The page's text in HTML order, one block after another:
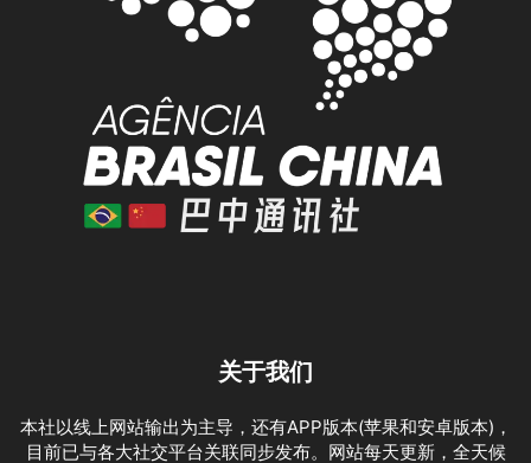
关于我们
本社以线上网站输出为主导，还有APP版本(苹果和安卓版本)，
目前已与各大社交平台关联同步发布。网站每天更新，全天候